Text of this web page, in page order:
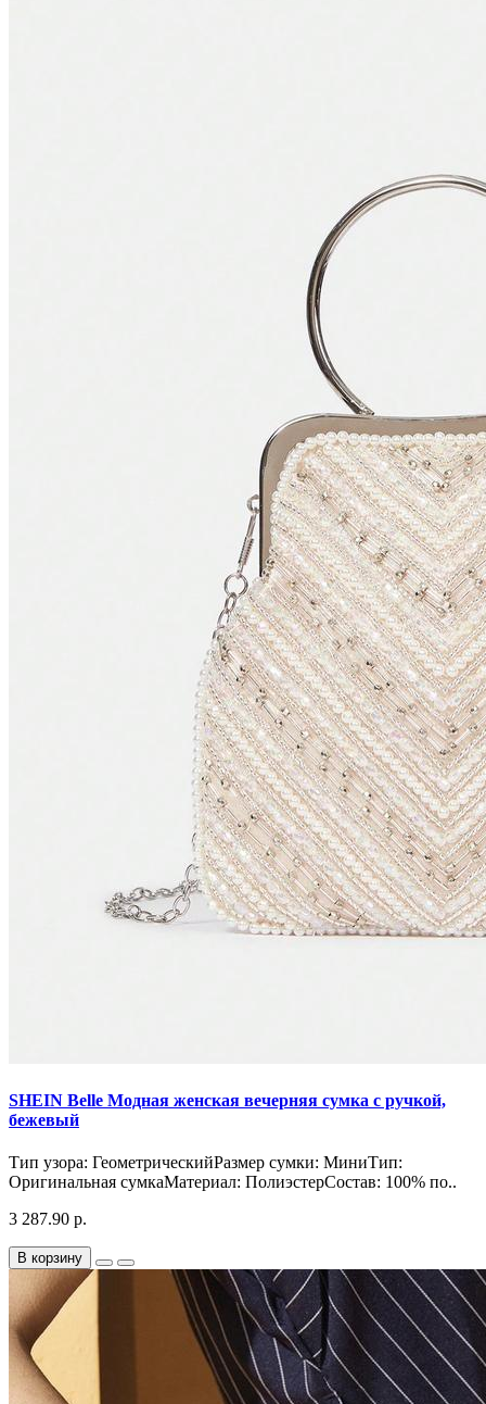
SHEIN Belle Модная женская вечерняя сумка с ручкой,
бежевый
Тип узора: ГеометрическийРазмер сумки: МиниТип:
Оригинальная сумкаМатериал: ПолиэстерСостав: 100% по..
3 287.90 р.
В корзину